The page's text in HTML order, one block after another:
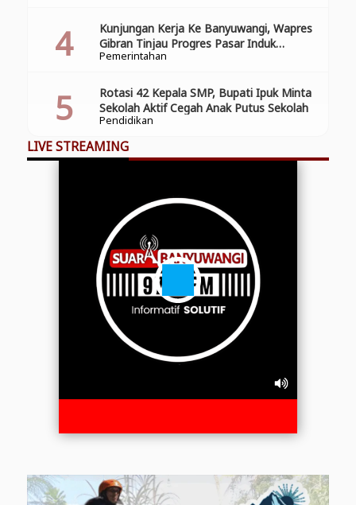
Pemerintahan
Kunjungan Kerja Ke Banyuwangi, Wapres
Gibran Tinjau Progres Pasar Induk
Banyuwang
Pendidikan
Rotasi 42 Kepala SMP, Bupati Ipuk Minta
Sekolah Aktif Cegah Anak Putus Sekolah
LIVE STREAMING